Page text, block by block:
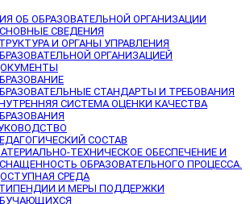
ОБ ОБРАЗОВАТЕЛЬНОЙ ОРГАНИЗАЦИИ
СВЕДЕНИЯ
И ОРГАНЫ УПРАВЛЕНИЯ
ОРГАНИЗАЦИЕЙ
СТАНДАРТЫ И ТРЕБОВАНИЯ
СИСТЕМА ОЦЕНКИ КАЧЕСТВА
СОСТАВ
ТЕХНИЧЕСКОЕ ОБЕСПЕЧЕНИЕ И
ОБРАЗОВАТЕЛЬНОГО ПРОЦЕССА.
СРЕДА
И МЕРЫ ПОДДЕРЖКИ